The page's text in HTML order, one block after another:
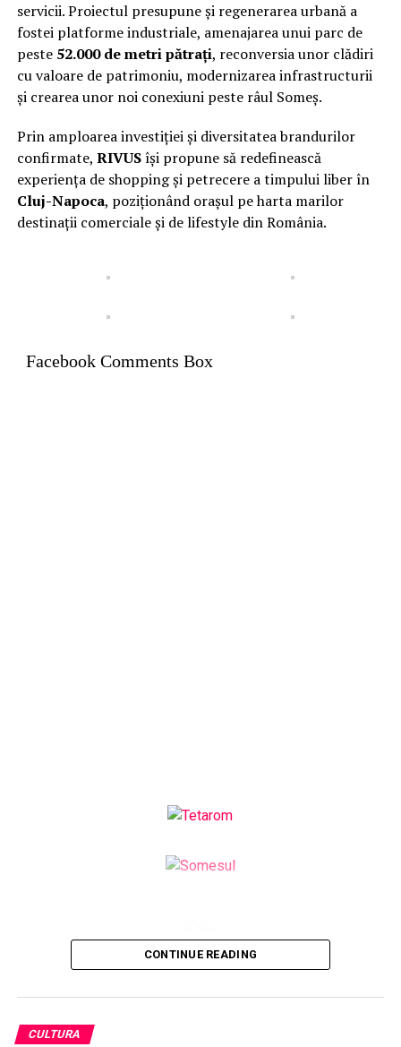
servicii. Proiectul presupune și regenerarea urbană a
fostei platforme industriale, amenajarea unui parc de
peste 52.000 de metri pătrați, reconversia unor clădiri
cu valoare de patrimoniu, modernizarea infrastructurii
și crearea unor noi conexiuni peste râul Someș.
Prin amploarea investiției și diversitatea brandurilor
confirmate, RIVUSîși propune să redefinească
experiența de shopping și petrecere a timpului liber în
Cluj-Napoca, poziționând orașul pe harta marilor
destinații comerciale și de lifestyle din România.
Facebook Comments Box
CONTINUE READING
CULTURA